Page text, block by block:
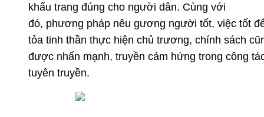
khẩu trang đúng cho người dân. Cùng với
đó, phương pháp nêu gương người tốt, việc tốt
tỏa tinh thần thực hiện chủ trương, chính sách
được nhấn mạnh, truyền cảm hứng trong công
tuyên truyền.